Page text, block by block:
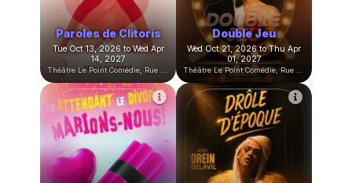
La pièce improvisée
de la Compagnie du
capitaine Secret de Sorcière